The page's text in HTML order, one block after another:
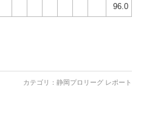
96.0
カテゴリ： 静岡プロリーグ レポート